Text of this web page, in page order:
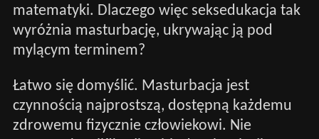
matematyki. Dlaczego więc seksedukacja tak
wyróżnia masturbację, ukrywając ją pod
mylącym terminem?
Łatwo się domyślić. Masturbacja jest
czynnością najprostszą, dostępną każdemu
zdrowemu fizycznie człowiekowi. Nie